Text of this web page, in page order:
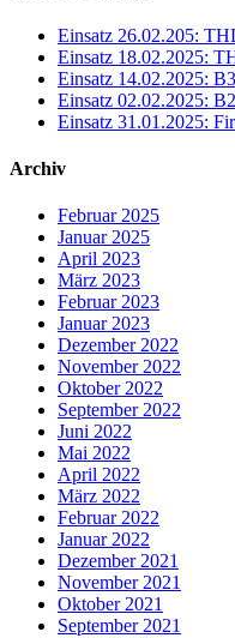
Einsatz 26.02.205:
Einsatz 18.02.2025:
Einsatz 14.02.2025:
Einsatz 02.02.2025:
Einsatz 31.01.2025:
Archiv
Februar 2025
Januar 2025
April 2023
März 2023
Februar 2023
Januar 2023
Dezember 2022
November 2022
Oktober 2022
September 2022
Juni 2022
Mai 2022
April 2022
März 2022
Februar 2022
Januar 2022
Dezember 2021
November 2021
Oktober 2021
September 2021